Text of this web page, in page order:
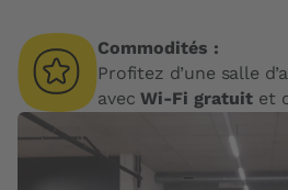
Commodités :
Profitez d’une salle
avecWi-Fi gratuit et